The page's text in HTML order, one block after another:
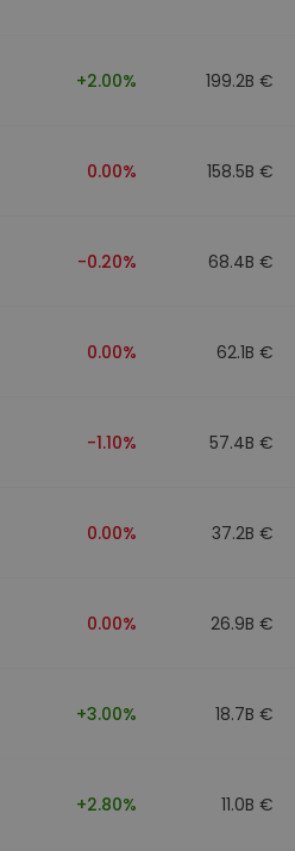
+2.00% 199.2B €
0.00% 158.5B €
-0.20% 68.4B €
0.00% 62.1B €
-1.10% 57.4B €
0.00% 37.2B €
0.00% 26.9B €
+3.00% 18.7B €
+2.80% 11.0B €